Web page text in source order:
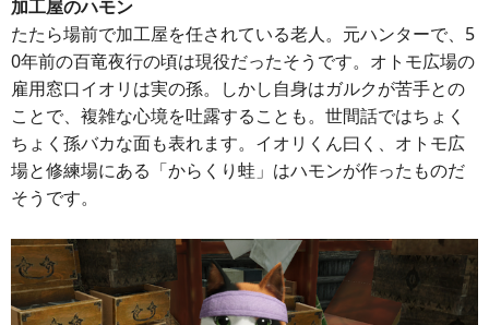
加工屋のハモン
たたら場前で加工屋を任されている老人。元ハンターで、5
0年前の百竜夜行の頃は現役だったそうです。オトモ広場の
雇用窓口イオリは実の孫。しかし自身はガルクが苦手との
ことで、複雑な心境を吐露することも。世間話ではちょく
ちょく孫バカな面も表れます。イオリくん曰く、オトモ広
場と修練場にある「からくり蛙」はハモンが作ったものだ
そうです。